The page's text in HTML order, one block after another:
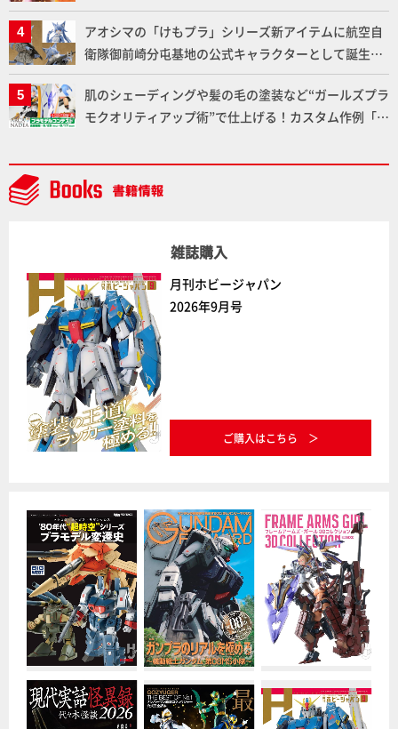
アオシマの「けもプラ」シリーズ新アイテムに航空自
衛隊御前崎分屯基地の公式キャラクターとして誕生し
た「おまねこ」が着任！けもプラ公式サイト限定版と
通常版の2ラインで発売！
肌のシェーディングや髪の毛の塗装など“ガールズプラ
モクオリティアップ術”で仕上げる！カスタム作例「白
デルコンテスト」～8月17日（月）11:59まで応募受付
中】
雑誌購入
月刊ホビージャパン
2026年9月号
ご購入はこちら